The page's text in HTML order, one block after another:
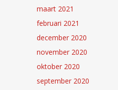
maart 2021
februari 2021
december 2020
november 2020
oktober 2020
september 2020